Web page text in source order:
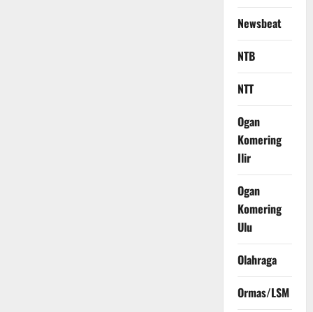
Newsbeat
NTB
NTT
Ogan
Komering
Ilir
Ogan
Komering
Ulu
Olahraga
Ormas/LSM